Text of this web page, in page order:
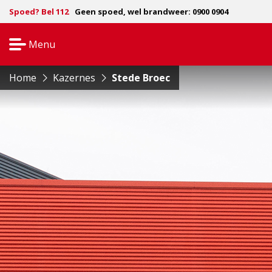
Spoed? Bel 112 Geen spoed, wel brandweer: 0900 0904
Menu
navigatie
Home Kazernes Stede Broec